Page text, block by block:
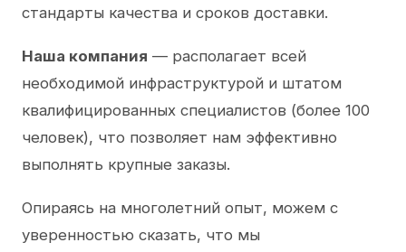
стандарты качества и сроков доставки.
Наша компания — располагает всей
необходимой инфраструктурой и штатом
квалифицированных специалистов (более 100
человек), что позволяет нам эффективно
выполнять крупные заказы.
Опираясь на многолетний опыт, можем с
уверенностью сказать, что мы